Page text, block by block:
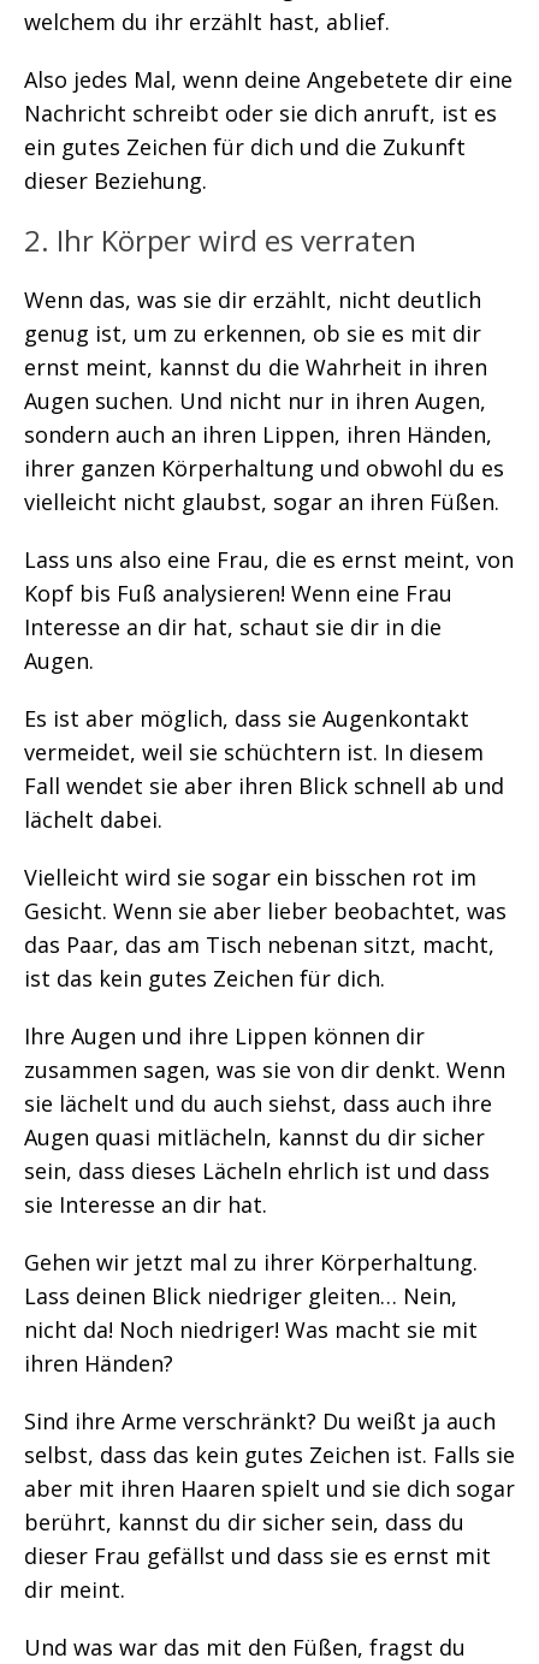
welchem du ihr erzählt hast, ablief.
Also jedes Mal, wenn deine Angebetete dir eine
Nachricht schreibt oder sie dich anruft, ist es
ein gutes Zeichen für dich und die Zukunft
dieser Beziehung.
2. Ihr Körper wird es verraten
Wenn das, was sie dir erzählt, nicht deutlich
genug ist, um zu erkennen, ob sie es mit dir
ernst meint, kannst du die Wahrheit in ihren
Augen suchen. Und nicht nur in ihren Augen,
sondern auch an ihren Lippen, ihren Händen,
ihrer ganzen Körperhaltung und obwohl du es
vielleicht nicht glaubst, sogar an ihren Füßen.
Lass uns also eine Frau, die es ernst meint, von
Kopf bis Fuß analysieren! Wenn eine Frau
Interesse an dir hat, schaut sie dir in die
Augen.
Es ist aber möglich, dass sie Augenkontakt
vermeidet, weil sie schüchtern ist. In diesem
Fall wendet sie aber ihren Blick schnell ab und
lächelt dabei.
Vielleicht wird sie sogar ein bisschen rot im
Gesicht. Wenn sie aber lieber beobachtet, was
das Paar, das am Tisch nebenan sitzt, macht,
ist das kein gutes Zeichen für dich.
Ihre Augen und ihre Lippen können dir
zusammen sagen, was sie von dir denkt. Wenn
sie lächelt und du auch siehst, dass auch ihre
Augen quasi mitlächeln, kannst du dir sicher
sein, dass dieses Lächeln ehrlich ist und dass
sie Interesse an dir hat.
Gehen wir jetzt mal zu ihrer Körperhaltung.
Lass deinen Blick niedriger gleiten… Nein,
nicht da! Noch niedriger! Was macht sie mit
ihren Händen?
Sind ihre Arme verschränkt? Du weißt ja auch
selbst, dass das kein gutes Zeichen ist. Falls sie
aber mit ihren Haaren spielt und sie dich sogar
berührt, kannst du dir sicher sein, dass du
dieser Frau gefällst und dass sie es ernst mit
dir meint.
Und was war das mit den Füßen, fragst du